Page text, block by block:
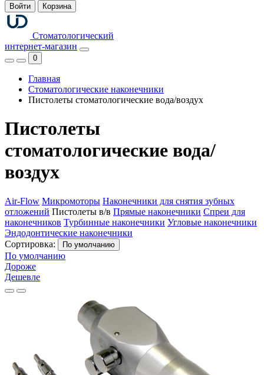
Войти Корзина
Стоматологический
интернет-магазин
0
Главная
Стоматологические наконечники
Пистолеты стоматологические вода/воздух
Пистолеты
стоматологические вода/
воздух
Air-Flow Микромоторы Наконечники для снятия зубных
отложений Пистолеты в/в Прямые наконечники Спреи для
наконечников Турбинные наконечники Угловые наконечники
Эндодонтические наконечники
Сортировка:
По умолчанию
По умолчанию
Дороже
Дешевле